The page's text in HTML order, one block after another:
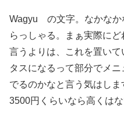
Wagyu の文字。なかなか
らっしゃる。まぁ実際にど
言うよりは、これを置いて
タスになるって部分でメ
でるのかなと言う気はし
3500円くらいなら高くはな